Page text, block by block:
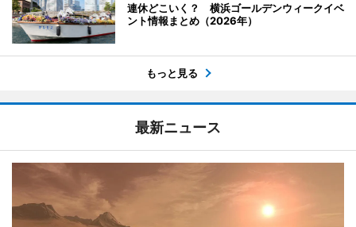
連休どこいく？ 横浜ゴールデンウィークイベ
ント情報まとめ（2026年）
もっと見る
最新ニュース